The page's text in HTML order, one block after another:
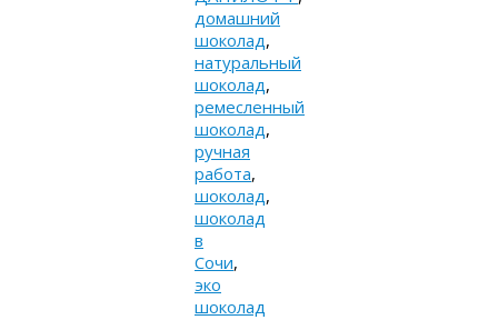
домашний
шоколад,
натуральный
шоколад,
ремесленный
шоколад,
ручная
работа,
шоколад,
шоколад
в
Сочи,
эко
шоколад